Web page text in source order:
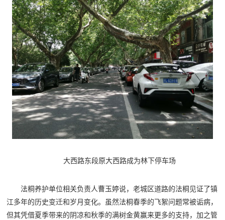
大西路东段原大西路成为林下停车场
法桐养护单位相关负责人曹玉婷说，老城区道路的法桐见证了镇
江多年的历史变迁和岁月变化。虽然法桐春季的飞絮问题常被诟病，
但其凭借夏季带来的阴凉和秋季的满树金黄赢来更多的支持，加之管